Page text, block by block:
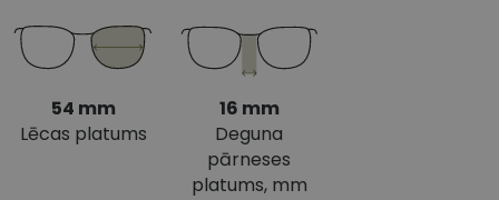
54 mm
Lēcas platums
16 mm
Deguna
pārneses
platums, mm